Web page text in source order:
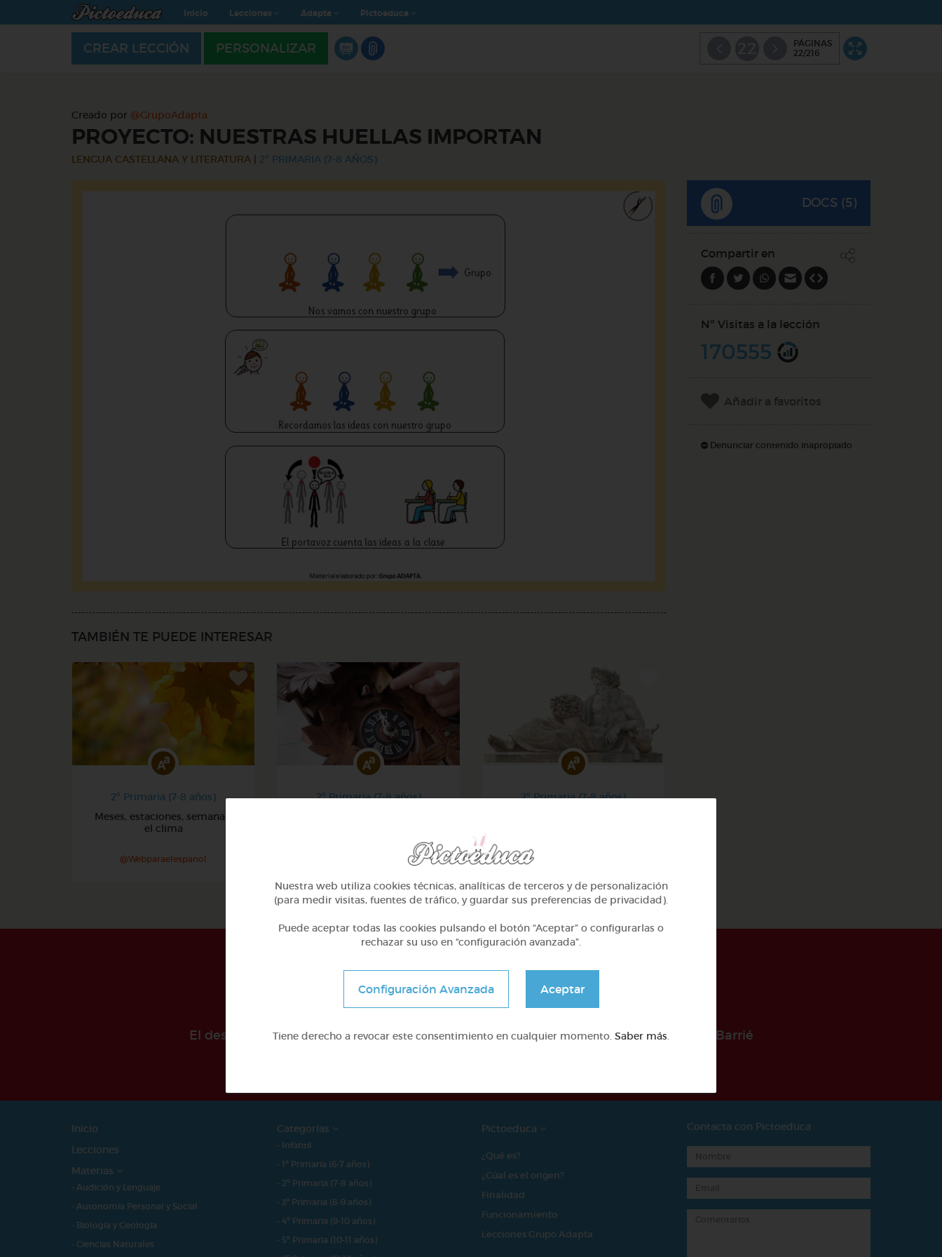
Inicio Lecciones Adapta Pictoeduca
CREAR LECCIÓN PERSONALIZAR
PÁGINAS
22/216
Creado por @GrupoAdapta
PROYECTO: NUESTRAS HUELLAS IMPORTAN
LENGUA CASTELLANA Y LITERATURA 2º PRIMARIA (7-8 AÑOS)
TAMBIÉN TE PUEDE INTERESAR
2º Primaria (7-8 años)
Meses, estaciones, semana y
el clima
@Webparaelespanol
2º Primaria (7-8 años)
@Webparaelespanol
2º Primaria (7-8 años)
@Webparaelespanol
DOCS (5)
Compartir en
Nº Visitas a la lección
170555
Añadir a favoritos
Denunciar contenido inapropiado
El desarollo de este proyecto ha sido posible gracias al mecenazgo de la Fundación Barrié
Inicio
Lecciones
Materias
- Audición y Lenguaje
- Autonomía Personal y Social
- Biología y Geología
- Ciencias Naturales
Categorías
- Infantil
- 1º Primaria (6-7 años)
- 2º Primaria (7-8 años)
- 3º Primaria (8-9 años)
- 4º Primaria (9-10 años)
- 5º Primaria (10-11 años)
Pictoeduca
¿Qué es?
¿Cúal es el origen?
Finalidad
Funcionamiento
Lecciones Grupo Adapta
Contacta con Pictoeduca
Nuestra web utiliza cookies técnicas, analíticas de terceros y de personalización
(para medir visitas, fuentes de tráfico, y guardar sus preferencias de privacidad).
Puede aceptar todas las cookies pulsando el botón “Aceptar” o configurarlas o
rechazar su uso en “configuración avanzada”.
Configuración Avanzada Aceptar
Tiene derecho a revocar este consentimiento en cualquier momento. Saber más.